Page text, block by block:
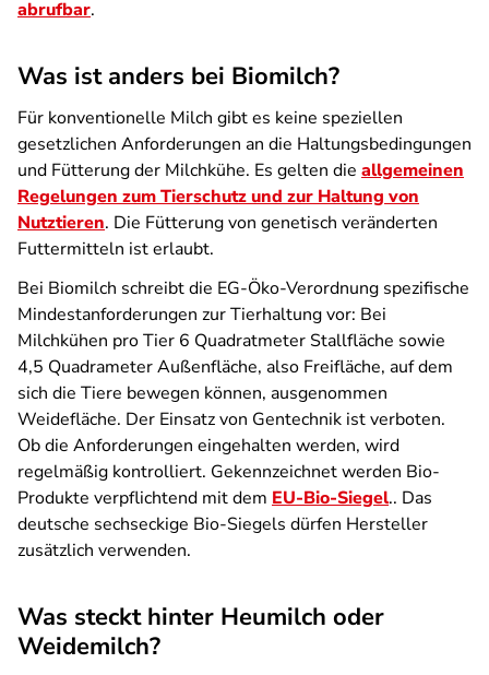
abrufbar.
Was ist anders bei Biomilch?
Für konventionelle Milch gibt es keine speziellen
gesetzlichen Anforderungen an die Haltungsbedingungen
und Fütterung der Milchkühe. Es gelten die allgemeinen
Regelungen zum Tierschutz und zur Haltung von
Nutztieren. Die Fütterung von genetisch veränderten
Futtermitteln ist erlaubt.
Bei Biomilch schreibt die EG-Öko-Verordnung spezifische
Mindestanforderungen zur Tierhaltung vor: Bei
Milchkühen pro Tier 6 Quadratmeter Stallfläche sowie
4,5 QuadrameterAußenfläche, also Freifläche, auf dem
sich die Tiere bewegen können, ausgenommen
Weidefläche. Der Einsatz von Gentechnik ist verboten.
Ob die Anforderungen eingehalten werden, wird
regelmäßig kontrolliert. Gekennzeichnet werden Bio-
Produkte verpflichtend mit dem EU-Bio-Siegel.. Das
deutsche sechseckige Bio-Siegels dürfen Hersteller
zusätzlich verwenden.
Was steckt hinter Heumilch oder
Weidemilch?